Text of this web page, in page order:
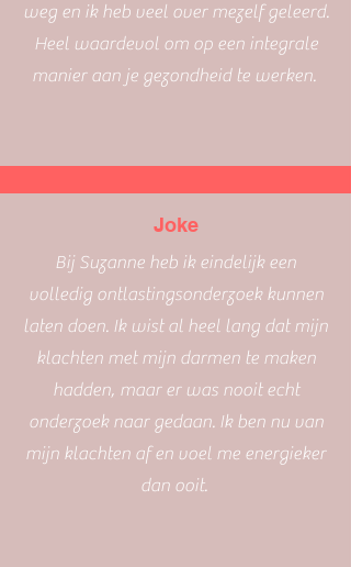
weg en ik heb veel over mezelf geleerd.
Heel waardevol om op een integrale
manier aan je gezondheid te werken.
Joke
Bij Suzanne heb ik eindelijk een
volledig ontlastingsonderzoek kunnen
laten doen. Ik wist al heel lang dat mijn
klachten met mijn darmen te maken
hadden, maar er was nooit echt
onderzoek naar gedaan. Ik ben nu van
mijn klachten af en voel me energieker
dan ooit.